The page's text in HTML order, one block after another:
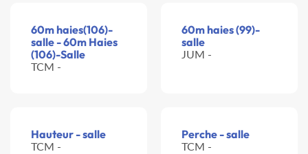
60m haies(106)-
salle - 60m Haies
(106)-Salle
TCM -
60m haies (99)-
salle
JUM -
Hauteur - salle
TCM -
Perche - salle
TCM -